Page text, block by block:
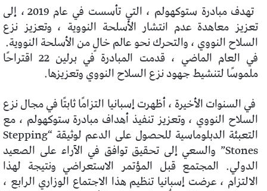
تهدف مبادرة ستوكهولم ، التي تأسست في عام 2019 ، إلى
تعزيز معاهدة عدم انتشار الأسلحة النووية ، وتعزيز نزع
السلاح النووي ، والتحرك نحو عالم خالٍ من الأسلحة النووية.
في العام الماضي ، قدمت المبادرة في برلين 22 اقتراحًا
ملموسًا لتنشيط جهود نزع السلاح النووي وتعزيزها.
في السنوات الأخيرة ، أظهرت إسبانيا التزامًا ثابتًا في مجال نزع
السلاح النووي ، وتعزيز تنفيذ أهداف مبادرة ستوكهولم ، مع
التعبئة الدبلوماسية للحصول على الدعم لوثيقة “Stepping
Stones” والسعي إلى تحقيق توافق في الآراء على الصعيد
الدولي. المجتمع قبل المؤتمر الاستعراضي ونتيجة لهذا
الالتزام ، عرضت إسبانيا تنظيم هذا الاجتماع الوزاري الرابع ،